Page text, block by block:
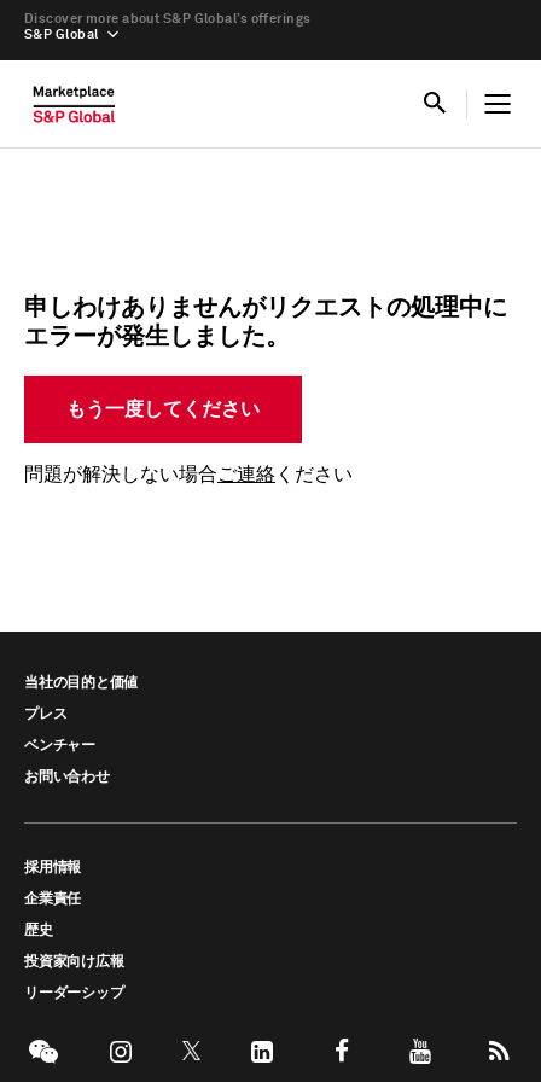
S&P Global
Discover more about S&P Global’s offerings
申しわけありませんがリクエストの処理中に
エラーが発生しました。
もう一度してください
問題が解決しない場合ご連絡 ください
当社の目的と価値
プレス
ベンチャー
お問い合わせ
採用情報
企業責任
歴史
投資家向け広報
リーダーシップ